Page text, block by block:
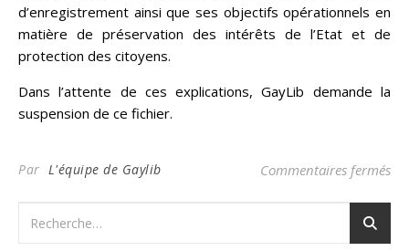
d’enregistrement ainsi que ses objectifs opérationnels en
matière de préservation des intérêts de l’Etat et de
protection des citoyens.
Dans l’attente de ces explications, GayLib demande la
suspension de ce fichier.
Par L'équipe de Gaylib Commentaires fermés